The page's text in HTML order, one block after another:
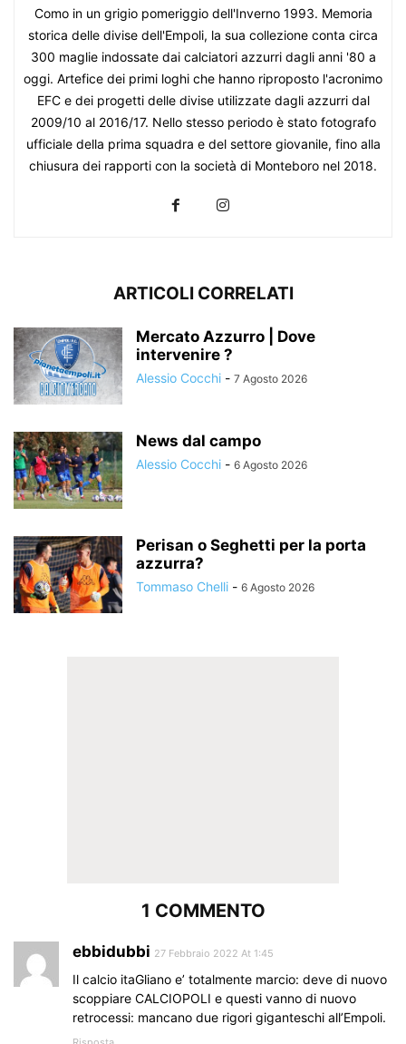
Como in un grigio pomeriggio dell'Inverno 1993. Memoria
storica delle divise dell'Empoli, la sua collezione conta circa
300 maglie indossate dai calciatori azzurri dagli anni '80 a
oggi. Artefice dei primi loghi che hanno riproposto l'acronimo
EFC e dei progetti delle divise utilizzate dagli azzurri dal
2009/10 al 2016/17. Nello stesso periodo è stato fotografo
ufficiale della prima squadra e del settore giovanile, fino alla
chiusura dei rapporti con la società di Monteboro nel 2018.
ARTICOLI CORRELATI
Mercato Azzurro | Dove
intervenire ?
Alessio Cocchi - 7 Agosto 2026
News dal campo
Alessio Cocchi - 6 Agosto 2026
Perisan o Seghetti per la porta
azzurra?
Tommaso Chelli - 6 Agosto 2026
1 COMMENTO
ebbidubbi 27 Febbraio 2022 At 1:45
Il calcio itaGliano e’ totalmente marcio: deve di nuovo
scoppiare CALCIOPOLI e questi vanno di nuovo
retrocessi: mancano due rigori giganteschi all’Empoli.